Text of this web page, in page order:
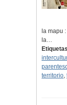
la mapu
la…
territorio,